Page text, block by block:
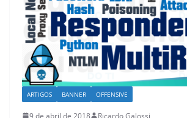
ARTIGOS BANNER OFFENSIVE
9 de abril de 2018 Ricardo Galossi